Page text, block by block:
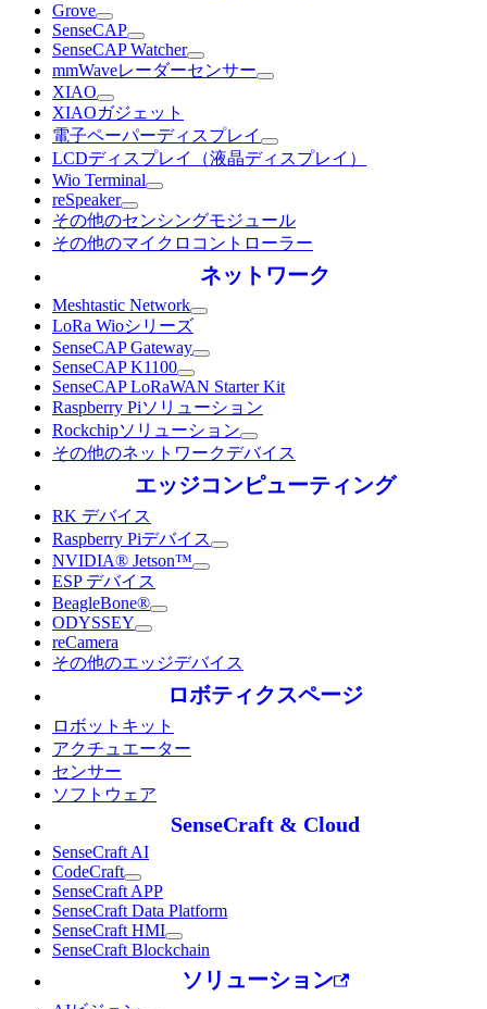
Grove
SenseCAP
SenseCAP Watcher
mmWaveレーダーセンサー
XIAO
XIAOガジェット
電子ペーパーディスプレイ
LCDディスプレイ（液晶ディスプレイ）
Wio Terminal
reSpeaker
その他のセンシングモジュール
その他のマイクロコントローラー
ネットワーク
Meshtastic Network
LoRa Wioシリーズ
SenseCAP Gateway
SenseCAP K1100
SenseCAP LoRaWAN Starter Kit
Raspberry Piソリューション
Rockchipソリューション
その他のネットワークデバイス
エッジコンピューティング
RK デバイス
Raspberry Piデバイス
NVIDIA® Jetson™
ESP デバイス
BeagleBone®
ODYSSEY
reCamera
その他のエッジデバイス
ロボティクスページ
ロボットキット
アクチュエーター
センサー
ソフトウェア
SenseCraft & Cloud
SenseCraft AI
CodeCraft
SenseCraft APP
SenseCraft Data Platform
SenseCraft HMI
SenseCraft Blockchain
ソリューション